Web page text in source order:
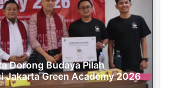
Dorong Budaya Pilah
Jakarta Green Academy 2026